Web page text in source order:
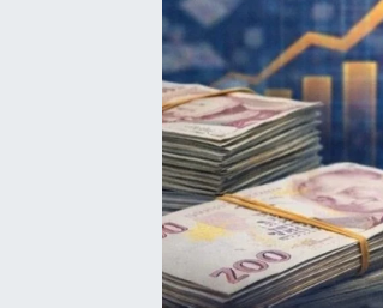
TEKNOLOJİ
YEREL YÖNETİMLER